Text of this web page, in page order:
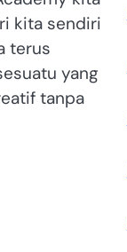
kita sendiri
terus
yang
tanpa